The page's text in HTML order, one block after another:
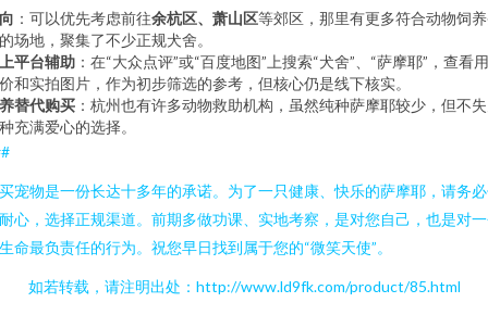
：可以优先考虑前往余杭区、萧山区等郊区，那里有更多符合动物饲
场地，聚集了不少正规犬舍。
平台辅助 ：在“大众点评”或“百度地图”上搜索“犬舍”、“萨摩耶”，查看
和实拍图片，作为初步筛选的参考，但核心仍是线下核实。
替代购买 ：杭州也有许多动物救助机构，虽然纯种萨摩耶较少，但不
充满爱心的选择。
宠物是一份长达十多年的承诺。为了一只健康、快乐的萨摩耶，请务
心，选择正规渠道。前期多做功课、实地考察，是对您自己，也是对
命最负责任的行为。祝您早日找到属于您的“微笑天使”。
如若转载，请注明出处：http://www.ld9fk.com/product/85.html